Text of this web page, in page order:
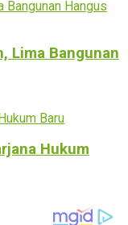
Lima Bangunan
Hukum